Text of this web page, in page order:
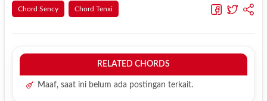
Chord Sency Chord Tenxi
RELATED CHORDS
Maaf, saat ini belum ada postingan terkait.